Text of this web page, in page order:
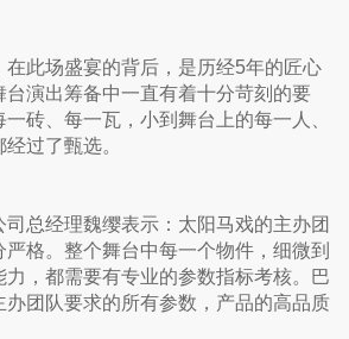
此场盛宴的背后，是历经5年的匠心
台演出筹备中一直有着十分苛刻的要
砖、每一瓦，小到舞台上的每一人、
过了甄选。
总经理魏缨表示：太阳马戏的主办团
格。整个舞台中每一个物件，细微到
，都需要有专业的参数指标考核。巴
团队要求的所有参数，产品的高品质